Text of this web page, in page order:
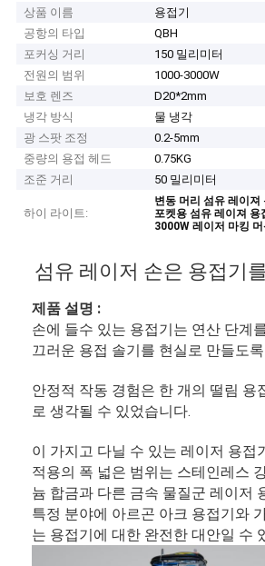
상품 이름
용접기
공항의 타입
QBH
포커싱 거리
150 밀리미터
전원의 범위
1000-3000W
보호 렌즈
D20*2mm
냉각 방식
물 냉각
광 스팟 조정
0.2-5mm
중량의 용접 헤드
0.75KG
조준 거리
50 밀리미터
하이 라이트:
변동 머리 섬유 레이져
포켓용 섬유 레이져 용
3000W 레이저 마킹 머
섬유 레이저 손은 용접기
제품 설명 :
손에 들수 있는 용접기는 연산 단계
끄러운 용접 솔기를 현실로 만들도
안정적 작동 경험은 한 개의 떨림 용
로 생각될 수 있었습니다.
이 가지고 다닐 수 있는 레이저 용접
적용의 폭 넓은 범위는 스테인레스
늄 합금과 다른 금속 물질군 레이저
특정 분야에 아르곤 아크 용접기와
는 용접기에 대한 완전한 대안일 수